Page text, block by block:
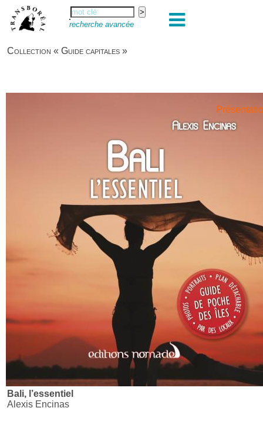
recherche avancée
Collection « Guide capitales »
Bali, l’essentiel
Alexis Encinas